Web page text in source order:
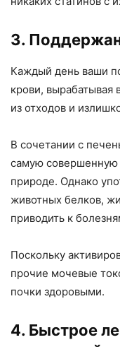
3.
Каждый день ваши
крови, вырабатывая
из отходов и
В сочетании с
самую совершенную
природе. Однако
животных белков,
приводить к
Поскольку
прочие мочевые
почки здоровыми.
4. Быстрое